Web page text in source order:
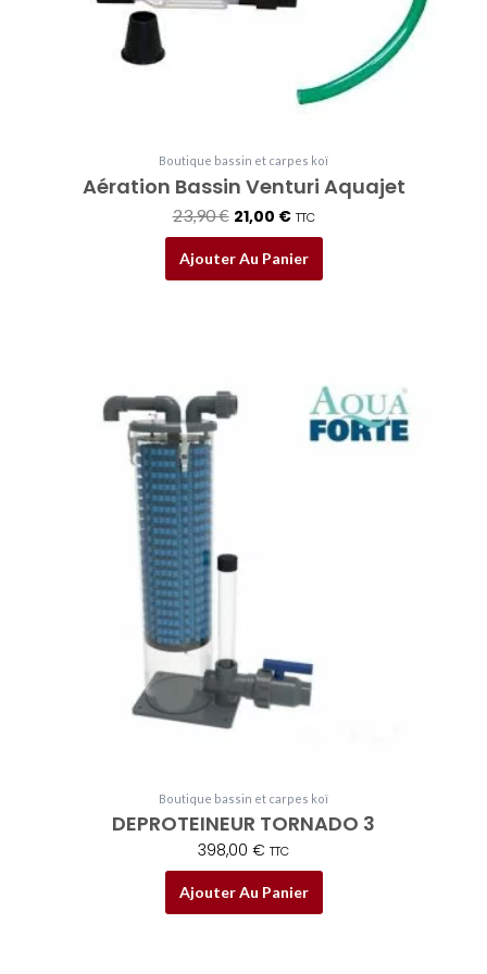
Boutique bassin et carpes koï
Aération Bassin Venturi Aquajet
23,90€ 21,00 € TTC
Ajouter Au Panier
Boutique bassin et carpes koï
DEPROTEINEUR TORNADO 3
398,00 € TTC
Ajouter Au Panier